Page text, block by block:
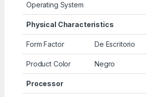
Operating System
Physical Characteristics
Form Factor De Escritorio
Product Color Negro
Processor